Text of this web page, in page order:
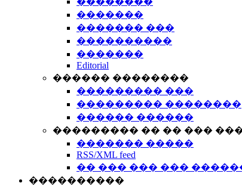
�������
������� ���
����������
�������
Editorial
������ ��������
��������� ���
��������� ��������
������ ������
��������� �� �� ���
������� �����
RSS/XML feed
�� ��� ��� ���
����������